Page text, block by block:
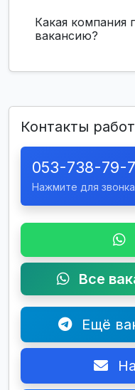
Какая компания
вакансию?
Контакты
053-738-79-
Нажмите для звонка
Все
Ещё